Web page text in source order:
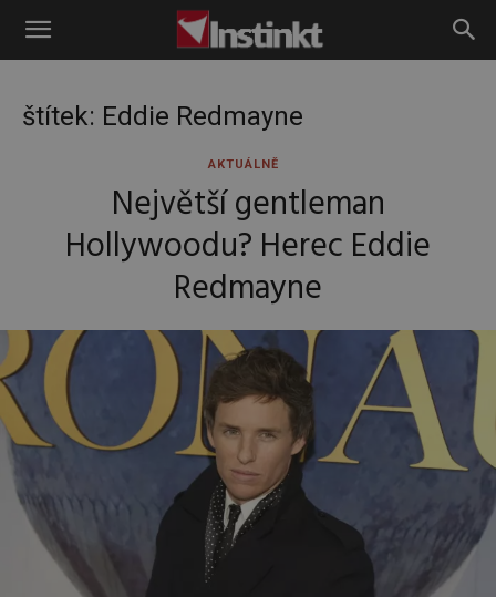
Instinkt
štítek: Eddie Redmayne
AKTUÁLNĚ
Největší gentleman
Hollywoodu? Herec Eddie
Redmayne